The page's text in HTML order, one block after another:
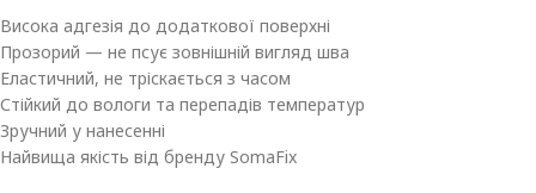
Висока адгезія до додаткової поверхні
Прозорий — не псує зовнішній вигляд шва
Еластичний, не тріскається з часом
Стійкий до вологи та перепадів температур
Зручний у нанесенні
Найвища якість від бренду SomaFix